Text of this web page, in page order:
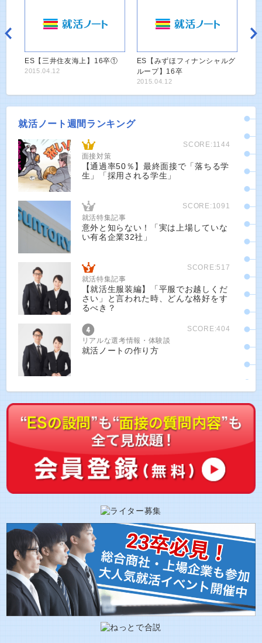
ES【三井住友海上】16卒①
2015.04.12
ES【みずほフィナンシャルグ
ループ】16卒
2015.04.12
就活ノート週間ランキング
SCORE:1144
面接対策
【通過率50％】最終面接で「落ちる学
生」「採用される学生」
SCORE:1091
就活特集記事
意外と知らない！「実は上場していな
い有名企業32社」
SCORE:517
就活特集記事
【就活生服装編】「平服でお越しくだ
さい」と言われた時、どんな格好をす
るべき？
SCORE:404
リアルな選考情報・体験談
就活ノートの作り方